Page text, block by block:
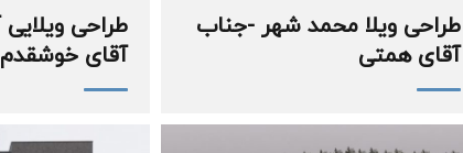
طراحی
آقای خوشقدم
طراحی ویلا محمد شهر -جناب
آقای همتی